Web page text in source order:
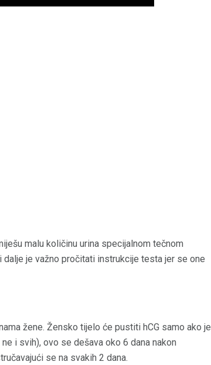
malu količinu urina specijalnom tečnom
je važno pročitati instrukcije testa jer se one
žene. Žensko tijelo će pustiti hCG samo ako je
i svih), ovo se dešava oko 6 dana nakon
se na svakih 2 dana.